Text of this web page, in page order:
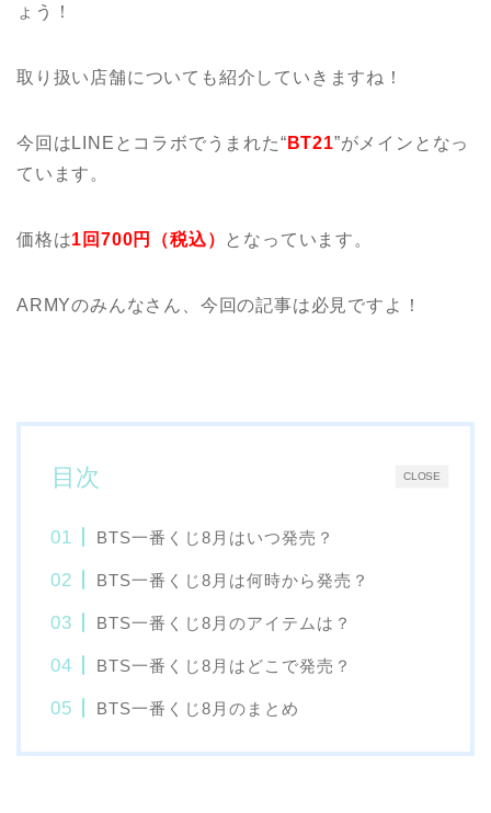
ょう！
取り扱い店舗についても紹介していきますね！
今回はLINEとコラボでうまれた“ BT21”がメインとなっ
ています。
価格は1回700円（税込） となっています。
ARMYのみんなさん、今回の記事は必見ですよ！
CLOSE
目次
BTS一番くじ8月はいつ発売？
BTS一番くじ8月は何時から発売？
BTS一番くじ8月のアイテムは？
BTS一番くじ8月はどこで発売？
BTS一番くじ8月のまとめ